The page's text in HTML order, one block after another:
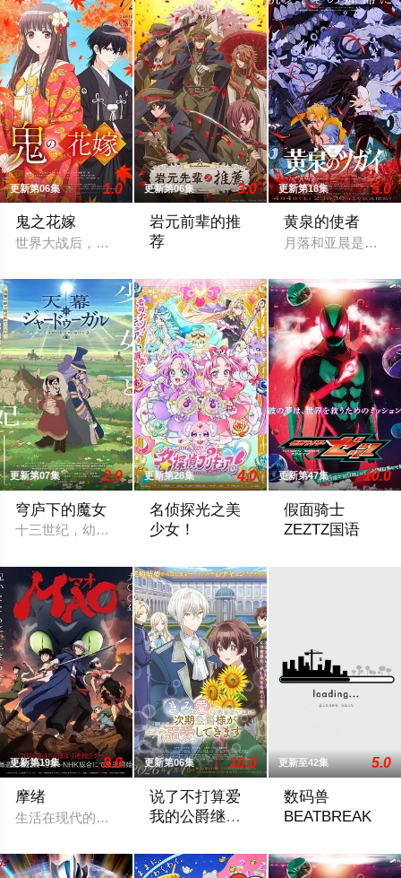
更新第06集 1.0
鬼之花嫁
世界大战后，一群突然现身的妖怪帮助日本复兴，他们由此站在
更新第06集 3.0
岩元前辈的推
荐
更新第18集 5.0
黄泉的使者
月落和亚晨是一对
更新第07集 2.0
穹庐下的魔女
十三世纪，幼小的奴隶希塔拉在伊朗东部城市图斯被奴隶商委
更新第28集 4.0
名侦探光之美
少女！
更新第47集 10.0
假面骑士
ZEZTZ国语
更新第19集 8.0
摩绪
生活在现代的青年——摩绪（MAO）。因"诅咒"而存活了 900 年
更新第06集 10.0
说了不打算爱
我的公爵继承
对我宠爱有加
更新至42集 5.0
数码兽
BEATBREAK